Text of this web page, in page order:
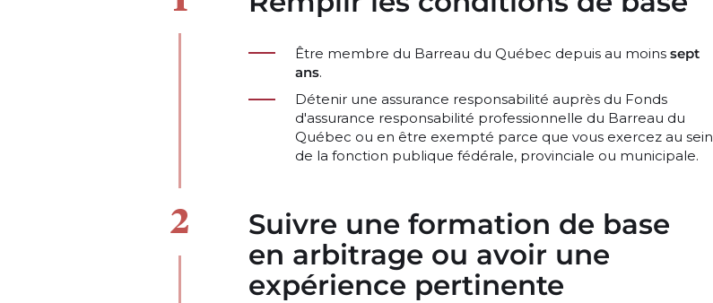
Être membre du Barreau du Québec depuis au moinssept
ans.
Détenir une assurance responsabilité auprès du Fonds
d'assurance responsabilité professionnelle du Barreau du
Québec ou en être exempté parce que vous exercez au sein
de la fonction publique fédérale, provinciale ou municipale.
Suivre une formation de base
en arbitrage ou avoir une
expérience pertinente